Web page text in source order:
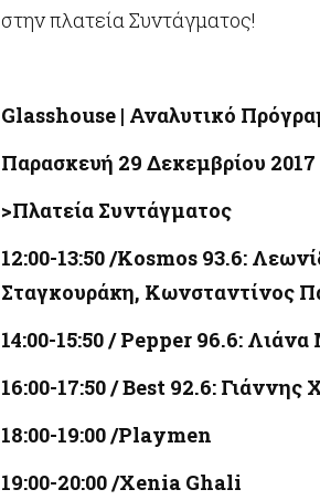
στην πλατεία Συντάγματος!
Glasshouse | Αναλυτικό
Παρασκευή 29 Δεκεμβρίου 2017
>Πλατεία Συντάγματος
12:00-13:50 /Kosmos 93.6:
Σταγκουράκη, Κωνσταντίνος
14:00-15:50 / Pepper 96.6:
16:00-17:50 / Best 92.6: Γιάννης
18:00-19:00 /Playmen
19:00-20:00 /Xenia Ghali